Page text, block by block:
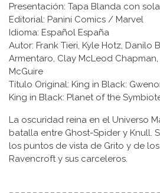
Presentación: Tapa Blanda con
Editorial: Panini Comics / Marvel
Idioma: Español España
Autor: Frank Tieri, Kyle Hotz, Danilo
Armentaro, Clay McLeod
McGuire
Título Original: King in Black:
King in Black: Planet of the
La oscuridad reina en el Universo
batalla entre Ghost-Spider y Knull.
los puntos de vista de Grito y de
Ravencroft y sus carceleros.